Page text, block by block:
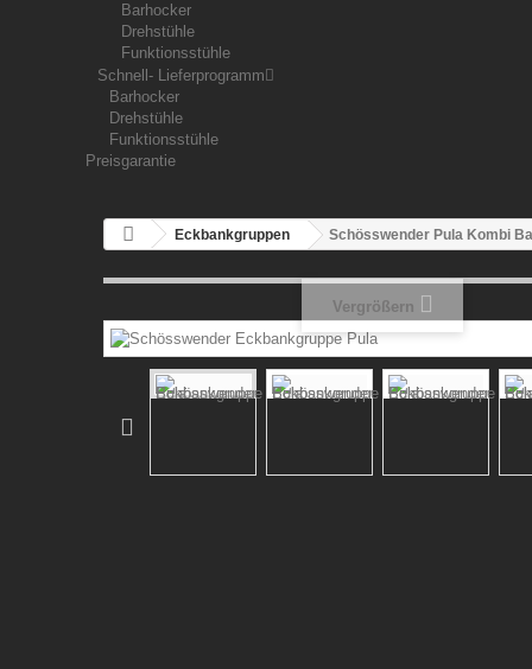
Barhocker
Drehstühle
Funktionsstühle
Schnell- Lieferprogramm
Barhocker
Drehstühle
Funktionsstühle
Preisgarantie
Eckbankgruppen Schösswender Pula Kombi
Vergrößern